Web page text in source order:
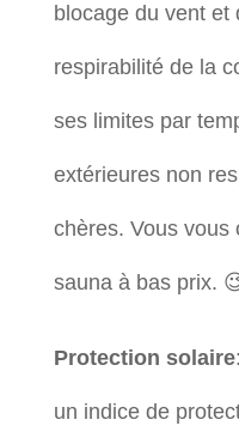
blocage du vent et
respirabilité de la
ses limites par
extérieures non
chères. Vous vous
sauna à bas prix.
Protection solaire
un indice de